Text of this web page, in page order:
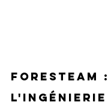
Foresteam :
l'ingénierie